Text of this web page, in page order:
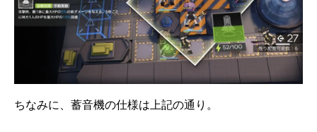
ちなみに、蓄音機の仕様は上記の通り。